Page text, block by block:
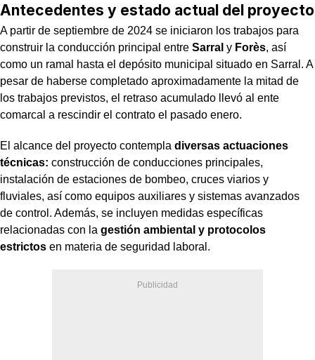
Antecedentes y estado actual del proyecto
A partir de septiembre de 2024 se iniciaron los trabajos para
construir la conducción principal entre Sarral y Forès, así
como un ramal hasta el depósito municipal situado en Sarral. A
pesar de haberse completado aproximadamente la mitad de
los trabajos previstos, el retraso acumulado llevó al ente
comarcal a rescindir el contrato el pasado enero.
El alcance del proyecto contempla diversas actuaciones
técnicas: construcción de conducciones principales,
instalación de estaciones de bombeo, cruces viarios y
fluviales, así como equipos auxiliares y sistemas avanzados
de control. Además, se incluyen medidas específicas
relacionadas con la gestión ambiental y protocolos
estrictos en materia de seguridad laboral.